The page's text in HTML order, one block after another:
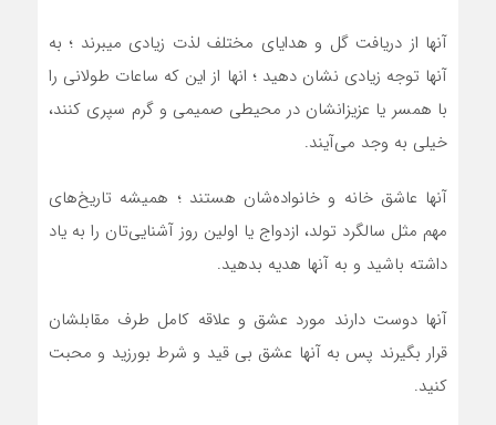
آنها از دريافت گل و هداياي مختلف لذت زيادی ميبرند ؛ به
آنها توجه زيادي نشان دهيد ؛ انها از اين که ساعات طولاني را
با همسر يا عزيزانشان در محيطي صميمي و گرم سپري کنند،
خيلي به وجد می‌آيند.
آنها عاشق خانه و خانواده‌شان هستند ؛ هميشه تاريخ‌هاي
مهم مثل سالگرد تولد، ازدواج يا اولين روز آشنايي‌تان را به ياد
داشته باشيد و به آنها هديه بدهيد.
آنها دوست دارند مورد عشق و علاقه کامل طرف مقابلشان
قرار بگيرند پس به آنها عشق بی قيد و شرط بورزيد و محبت
کنيد.